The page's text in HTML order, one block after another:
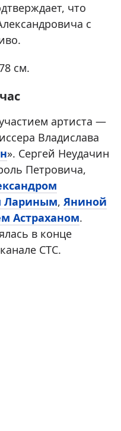
что
с
см.
артиста —
Владислава
». Сергей Неудачин
Петровича,
Лариным, Яниной
Астраханом.
в конце
СТС.